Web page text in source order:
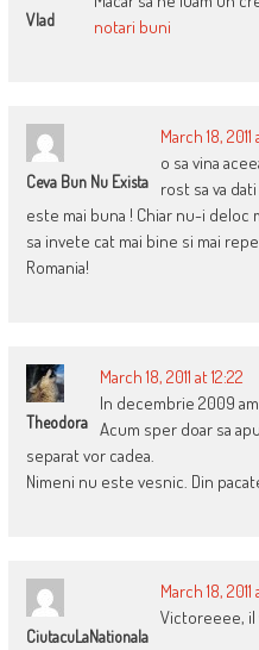
Vlad
notari buni
Ceva Bun Nu Exista
March 18, 2011
o sa vina
rost sa va
este mai buna ! Chiar nu-i deloc
sa invete cat mai bine si mai
Romania!
Theodora
March 18, 2011 at 12:22
In decembrie 2009
Acum sper doar sa
separat vor cadea.
Nimeni nu este vesnic. Din
CiutacuLaNationala
March 18, 2011
Victoreeee, il